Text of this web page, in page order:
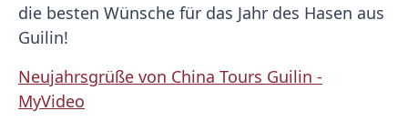
die besten Wünsche für das Jahr des Hasen aus
Guilin!
Neujahrsgrüße von China Tours Guilin -
MyVideo